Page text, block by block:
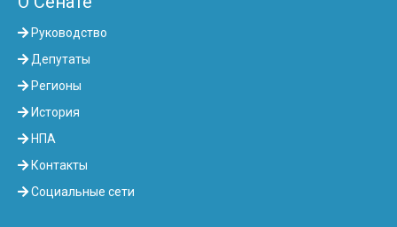
Руководство
Депутаты
Регионы
История
НПА
Контакты
Социальные сети